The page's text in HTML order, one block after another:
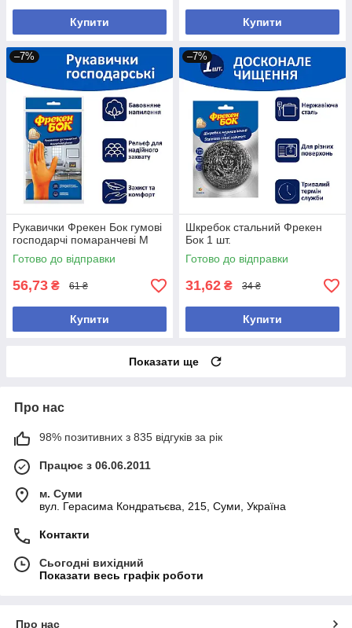
Купити Купити
–7%
Рукавички Фрекен Бок гумові
господарчі помаранчеві M
Готово до відправки
56,73 ₴ 61 ₴
Купити
–7%
Шкребок стальний Фрекен
Бок 1 шт.
Готово до відправки
31,62 ₴ 34 ₴
Купити
Показати ще
Про нас
98% позитивних з 835 відгуків за рік
Працює з 06.06.2011
м. Суми
вул. Герасима Кондратьєва, 215, Суми, Україна
Контакти
Сьогодні вихідний
Показати весь графік роботи
Про нас